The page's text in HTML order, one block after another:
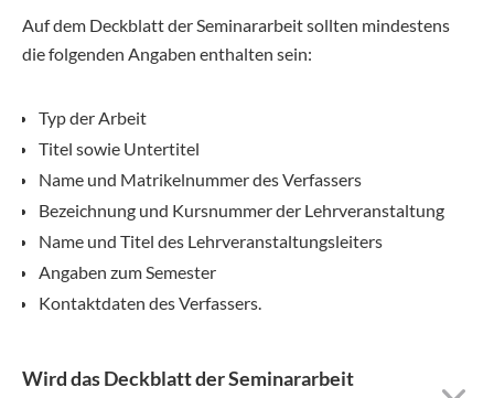
Auf dem Deckblatt der Seminararbeit sollten mindestens
die folgenden Angaben enthalten sein:
Typ der Arbeit
Titel sowie Untertitel
Name und Matrikelnummer des Verfassers
Bezeichnung und Kursnummer der Lehrveranstaltung
Name und Titel des Lehrveranstaltungsleiters
Angaben zum Semester
Kontaktdaten des Verfassers.
Wird das Deckblatt der Seminararbeit